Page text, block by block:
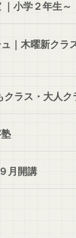
小学２年生～
｜木曜新クラ
クラス・大人
月開講